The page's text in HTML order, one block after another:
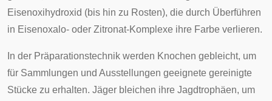
Eisenoxihydroxid (bis hin zu Rosten), die durch Überführen
in Eisenoxalo- oder Zitronat-Komplexe ihre Farbe verlieren.
In der Präparationstechnik werden Knochen gebleicht, um
für Sammlungen und Ausstellungen geeignete gereinigte
Stücke zu erhalten. Jäger bleichen ihre Jagdtrophäen, um